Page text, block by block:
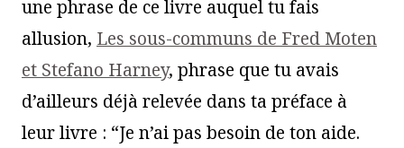
une phrase de ce livre auquel tu fais
allusion, Les sous-communs de Fred Moten
et Stefano Harney, phrase que tu avais
d’ailleurs déjà relevée dans ta préface à
leur livre : “Je n’ai pas besoin de ton aide.